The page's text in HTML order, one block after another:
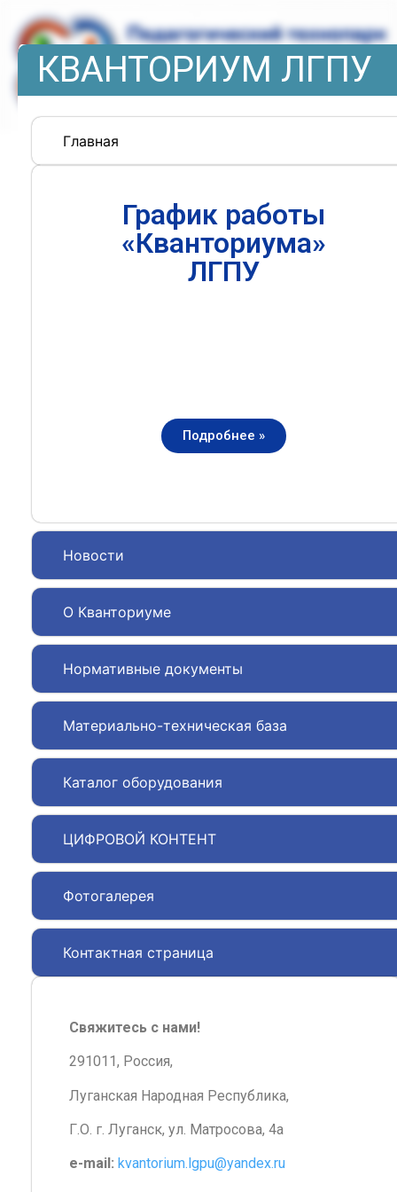
КВАНТОРИУМ ЛГПУ
Главная
Новости
О Кванториуме
Нормативные документы
Материально-техническая база
Каталог оборудования
ЦИФРОВОЙ КОНТЕНТ
Фотогалерея
Контактная страница
График работы
«Кванториума»
ЛГПУ
Подробнее »
Свяжитесь с нами!
291011, Россия,
Луганская Народная Республика,
Г.О. г. Луганск, ул. Матросова, 4а
e-mail: kvantorium.lgpu@yandex.ru